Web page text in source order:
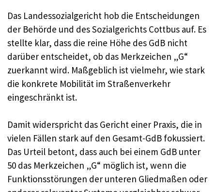
Das Landessozialgericht hob die Entscheidungen
der Behörde und des Sozialgerichts Cottbus auf. Es
stellte klar, dass die reine Höhe des GdB nicht
darüber entscheidet, ob das Merkzeichen „G“
zuerkannt wird. Maßgeblich ist vielmehr, wie stark
die konkrete Mobilität im Straßenverkehr
eingeschränkt ist.
Damit widerspricht das Gericht einer Praxis, die in
vielen Fällen stark auf den Gesamt-GdB fokussiert.
Das Urteil betont, dass auch bei einem GdB unter
50 das Merkzeichen „G“ möglich ist, wenn die
Funktionsstörungen der unteren Gliedmaßen oder